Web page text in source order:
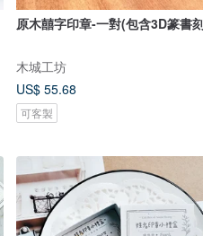
原木囍字印章-一對(包含3D篆書
木城工坊
US$ 55.68
可客製